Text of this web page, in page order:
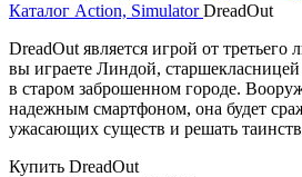
Каталог Action, Simulator DreadOut
DreadOut является игрой от
вы играете Линдой,
в старом заброшенном городе.
надежным смартфоном, она будет
ужасающих существ и решать
Купить DreadOut